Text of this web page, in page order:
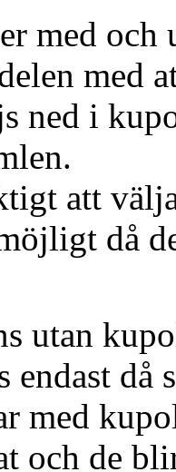
med och
med
ned i
att
då
utan
endast då
med
och de